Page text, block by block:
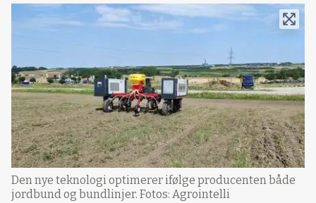
Den nye teknologi optimerer ifølge producenten både
jordbund og bundlinjer. Fotos: Agrointelli